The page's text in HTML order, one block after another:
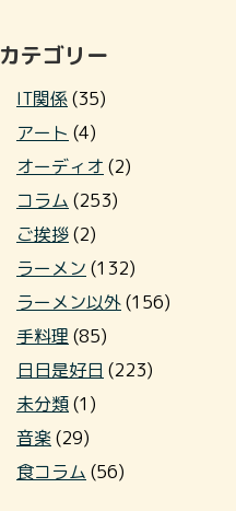
カテゴリー
IT関係(35)
アート (4)
オーディオ (2)
コラム (253)
ご挨拶(2)
ラーメン (132)
ラーメン以外(156)
手料理 (85)
日日是好日 (223)
未分類(1)
音楽(29)
食コラム (56)